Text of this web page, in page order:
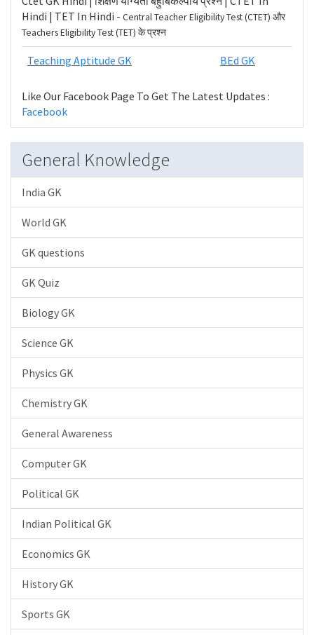
Hindi | TET In Hindi - Central Teacher Eligibility Test (CTET) और
Teachers Eligibility Test (TET) के प्रश्न
Teaching Aptitude GK BEd GK
Like Our Facebook Page To Get The Latest Updates :
Facebook
General Knowledge
India GK
World GK
GK questions
GK Quiz
Biology GK
Science GK
Physics GK
Chemistry GK
General Awareness
Computer GK
Political GK
Indian Political GK
Economics GK
History GK
Sports GK